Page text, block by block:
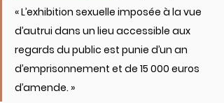
« L’exhibition sexuelle imposée à la vue
d’autrui dans un lieu accessible aux
regards du public est punie d’un an
d’emprisonnement et de 15 000 euros
d’amende. »